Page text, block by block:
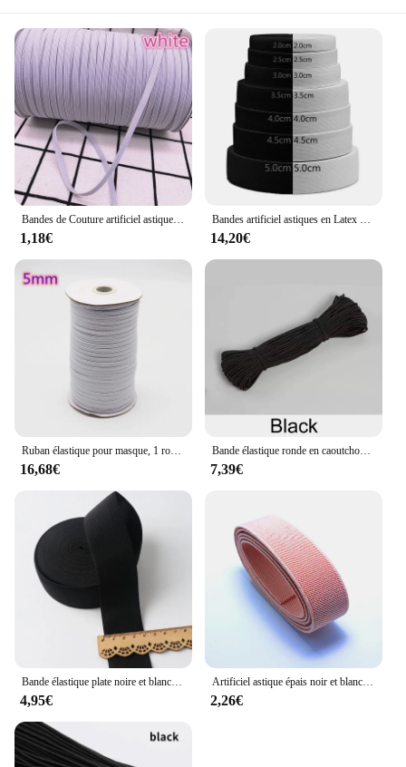
1,18€ 14,20€
16,68€
Bande élastique ronde en caoutchouc noir et blanc pour la fabrication de bijoux, accessoires de couture de vêtements, bricolage, 1.0-5.0mm, de haute qualité
7,39€
4,95€
Artificiel astique épais noir et blanc, 3cm, bande élastique couleur, pantalon plat et dur, cravates décoratives, accessoires pour la maison, bricolage
2,26€